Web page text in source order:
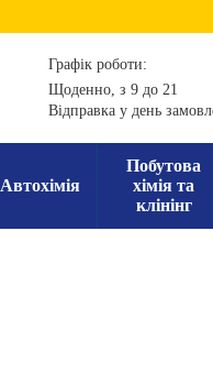
Графік роботи:
Щоденно, з 9 до 21
Відправка у день
Автохімія
Побутова
хімія та
клінінг